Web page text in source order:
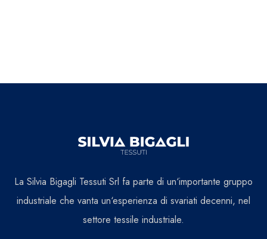
La Silvia Bigagli Tessuti Srl fa parte di un‘importante gruppo
industriale che vanta un‘esperienza di svariati decenni, nel
settore tessile industriale.